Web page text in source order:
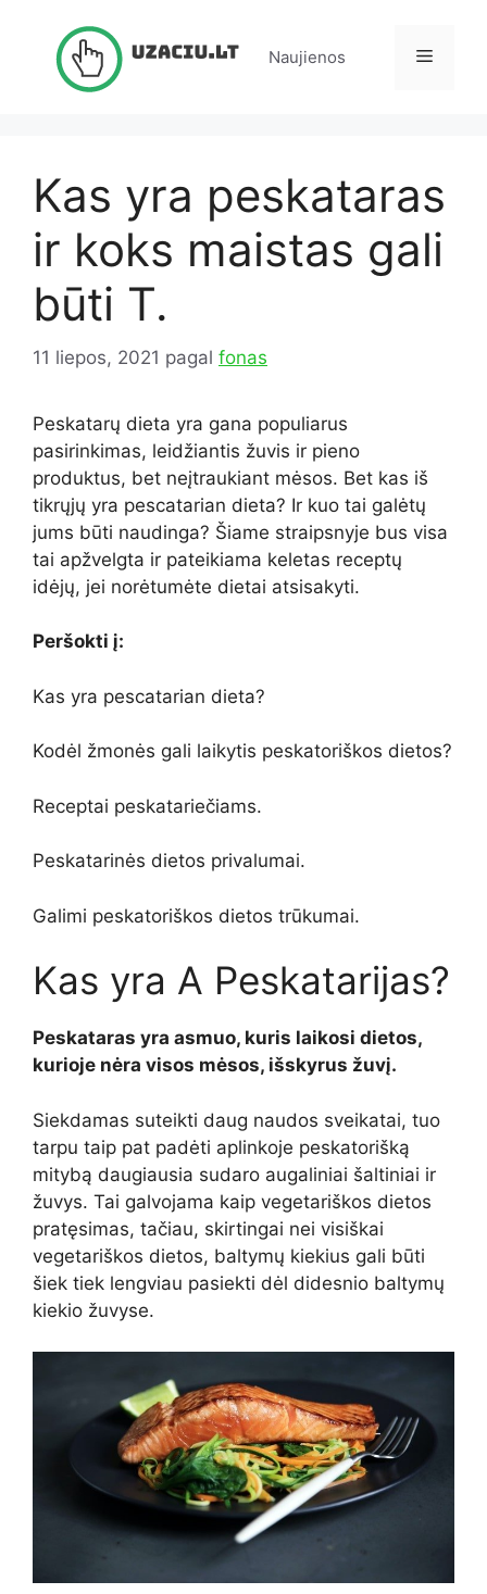
Naujienos Meniu
Kas yra peskataras
ir koks maistas gali
būti T.
11 liepos, 2021 pagal fonas
Peskatarų dieta yra gana populiarus
pasirinkimas, leidžiantis žuvis ir pieno
produktus, bet neįtraukiant mėsos. Bet kas iš
tikrųjų yra pescatarian dieta? Ir kuo tai galėtų
jums būti naudinga? Šiame straipsnyje bus visa
tai apžvelgta ir pateikiama keletas receptų
idėjų, jei norėtumėte dietai atsisakyti.
Peršokti į:
Kas yra pescatarian dieta?
Kodėl žmonės gali laikytis peskatoriškos dietos?
Receptai peskatariečiams.
Peskatarinės dietos privalumai.
Galimi peskatoriškos dietos trūkumai.
Kas yra A Peskatarijas?
Peskataras yra asmuo, kuris laikosi dietos,
kurioje nėra visos mėsos, išskyrus žuvį.
Siekdamas suteikti daug naudos sveikatai, tuo
tarpu taip pat padėti aplinkoje peskatorišką
mitybą daugiausia sudaro augaliniai šaltiniai ir
žuvys. Tai galvojama kaip vegetariškos dietos
pratęsimas, tačiau, skirtingai nei visiškai
vegetariškos dietos, baltymų kiekius gali būti
šiek tiek lengviau pasiekti dėl didesnio baltymų
kiekio žuvyse.